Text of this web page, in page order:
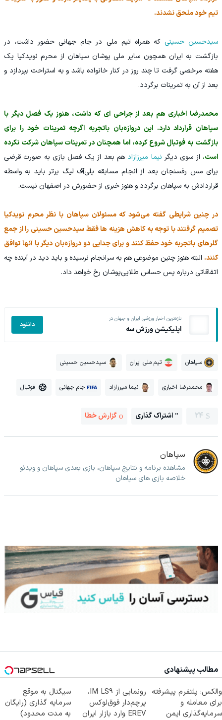
تیم خود ملحق نشدند.
سیدحسین حسینی که همراه تیم ملی در جام جهانی حضور داشت، در
بازگشت به ایران همچون سایر ملی پوشان سپاهان از محرم نویدکیا یک
هفته مرخصی گرفت تا چند روز در کنار خانواده باشد و به استراحت بپردازد و
بعد از آن به تمرینات برگردد.
محمدرضا اخباری هم بعد از جراحی ای که داشت، هنوز یک فصل دیگر با
سپاهان قرارداد دارد. این دروازه‌بان باتجربه اگرچه تمرینات خود را برای
بازگشت به فوتبال شروع کرده، اما همچنان در تمرینات سپاهان شرکت نکرده
است. از سوی دیگر نیما میرزازاد هم بعد از یک فصل بازی به صورت قرضی
برای مس رفسنجان بعد از انجام مسابقه پلی‌آف لیگ برتر باید به واسطه
قراردادش به سپاهان برگردد و هنوز خبری از حضورش در اصفهان نیست.
در چنین شرایطی گفته می‌شود که مسئولان سپاهان با نظر محرم نویدکیا
تصمیم گرفتند با توجه به کاهش هزینه ها فقط سیدحسین حسینی را از جمع
گلرهای باتجربه خود حفظ کنند و برای جدایی دو دروازه‌بان دیگر با آنها توافق
کنند. البته هنوز چنین موضوعی هم به سرانجام نرسیده و باید دید در آینده چه
اتفاقاتی درباره پس حساس طلایی‌پوشان رخ خواهد داد.
تازه‌ترین اخبار ورزشی ایران و جهان در
اپلیکیشن ورزش سه دانلود
سپاهان تیم ملی ایران سیدحسین حسینی
محمدرضا اخباری نیما میرزازاد جام جهانی فوتبال
24 اشتراک گذاری گزارش خطا
سپاهان
مشاهده برنامه و نتایج سپاهان، بازی بعدی سپاهان و ویدئو
خلاصه بازی های سپاهان
مطالب پیشنهادی
والکس: پلتفرم پیشرفته
برای معامله و
سرمایه‌گذاری ایمن
رونمایی از IM LS9،
پرچم‌دار فوق‌لوکس
EREV وارد بازار ایران
سیگنال به موقع
سرمایه گذاری (رایگان
به مدت محدود)